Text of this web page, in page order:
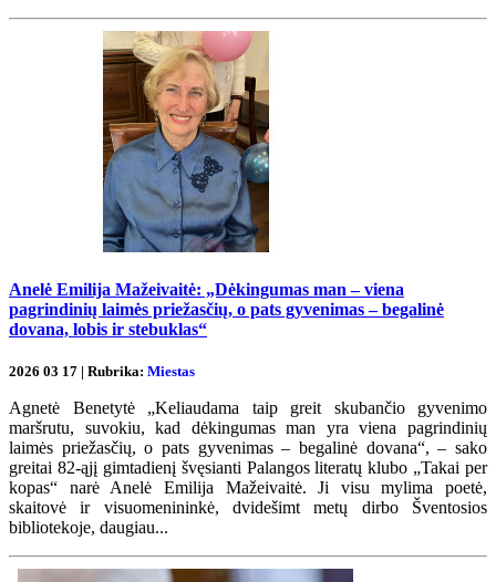
Anelė Emilija Mažeivaitė: „Dėkingumas man – viena
pagrindinių laimės priežasčių, o pats gyvenimas – begalinė
dovana, lobis ir stebuklas“
2026 03 17 | Rubrika: Miestas
Agnetė Benetytė „Keliaudama taip greit skubančio gyvenimo
maršrutu, suvokiu, kad dėkingumas man yra viena pagrindinių
laimės priežasčių, o pats gyvenimas – begalinė dovana“, – sako
greitai 82-ąjį gimtadienį švęsianti Palangos literatų klubo „Takai per
kopas“ narė Anelė Emilija Mažeivaitė. Ji visu mylima poetė,
skaitovė ir visuomenininkė, dvidešimt metų dirbo Šventosios
bibliotekoje, daugiau...